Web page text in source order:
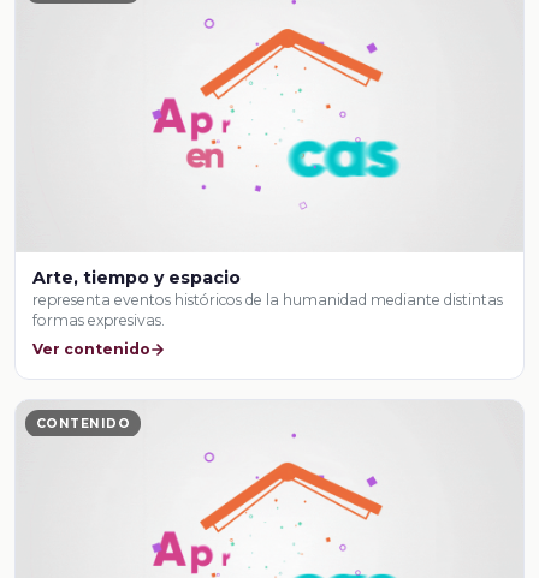
Arte, tiempo y espacio
representa eventos históricos de la humanidad mediante distintas
formas expresivas.
Ver contenido
CONTENIDO